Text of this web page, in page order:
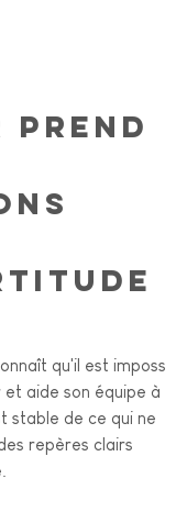
prend
qu'il est imposs
aide son équipe à
stable de ce qui ne
repères clairs